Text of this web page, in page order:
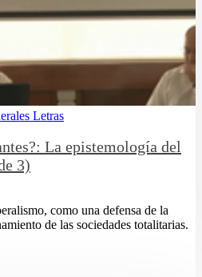
Letras
La epistemología del
3)
como una defensa de la
de las sociedades totalitarias.